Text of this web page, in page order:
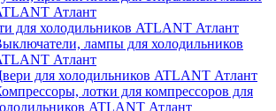
Атлант
для холодильников ATLANT Атлант
лампы для холодильников
Атлант
для холодильников ATLANT Атлант
лотки для компрессоров для
ATLANT Атлант